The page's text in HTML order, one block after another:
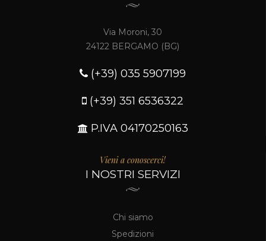
Via Moroni, 30
24122 BERGAMO (BG)
(+39) 035 5907199
(+39) 351 6536322
P.IVA 04170250163
Vieni a conoscerci!
I NOSTRI SERVIZI
Chi siamo
Spedizioni